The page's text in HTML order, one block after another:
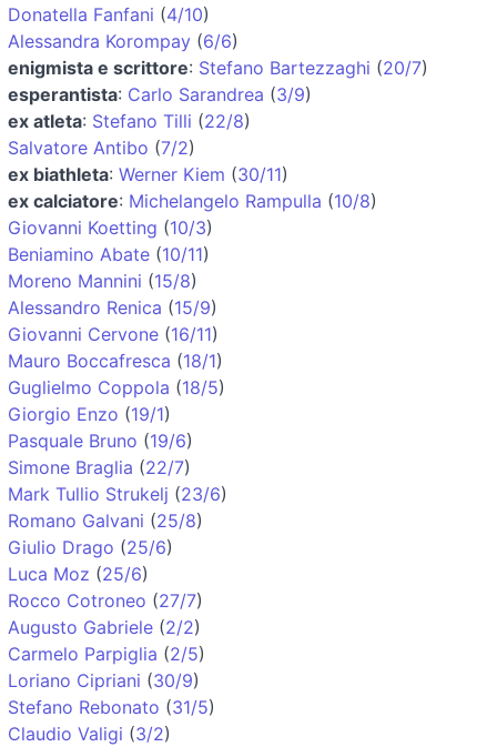
Donatella Fanfani (4/10)
Alessandra Korompay (6/6)
enigmista e scrittore: Stefano Bartezzaghi (20/7)
esperantista: Carlo Sarandrea (3/9)
ex atleta: Stefano Tilli (22/8)
Salvatore Antibo (7/2)
ex biathleta: Werner Kiem (30/11)
ex calciatore: Michelangelo Rampulla (10/8)
Giovanni Koetting (10/3)
Beniamino Abate (10/11)
Moreno Mannini (15/8)
Alessandro Renica (15/9)
Giovanni Cervone (16/11)
Mauro Boccafresca (18/1)
Guglielmo Coppola (18/5)
Giorgio Enzo (19/1)
Pasquale Bruno (19/6)
Simone Braglia (22/7)
Mark Tullio Strukelj (23/6)
Romano Galvani (25/8)
Giulio Drago (25/6)
Luca Moz (25/6)
Rocco Cotroneo (27/7)
Augusto Gabriele (2/2)
Carmelo Parpiglia (2/5)
Loriano Cipriani (30/9)
Stefano Rebonato (31/5)
Claudio Valigi (3/2)